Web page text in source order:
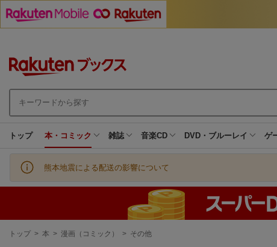
トップ 本・コミック 雑誌 音楽CD DVD・ブルーレイ ゲ
熊本地震による配送の影響について
現
トップ > 本 > 漫画（コミック） > その他